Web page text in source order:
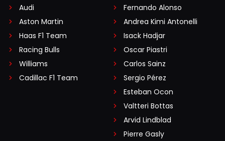
Audi
Aston Martin
Haas F1 Team
Racing Bulls
Williams
Cadillac F1 Team
Fernando Alonso
Andrea Kimi Antonelli
Isack Hadjar
Oscar Piastri
Carlos Sainz
Sergio Pérez
Esteban Ocon
Valtteri Bottas
Arvid Lindblad
Pierre Gasly